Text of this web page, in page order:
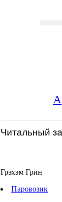
А
Читальный
Грэхэм Грин
Паровозик